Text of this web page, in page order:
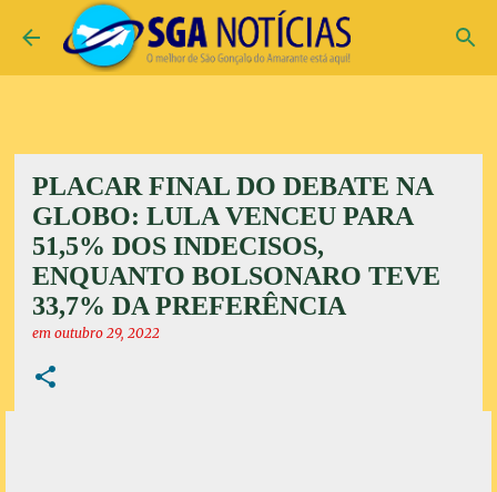
Pular para o conteúdo principal
PLACAR FINAL DO DEBATE NA
GLOBO: LULA VENCEU PARA
51,5% DOS INDECISOS,
ENQUANTO BOLSONARO TEVE
33,7% DA PREFERÊNCIA
em outubro 29, 2022